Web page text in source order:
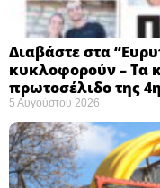
Διαβάστε στα
κυκλοφορούν – Τα
πρωτοσέλιδο της
5 Αυγούστου 2026